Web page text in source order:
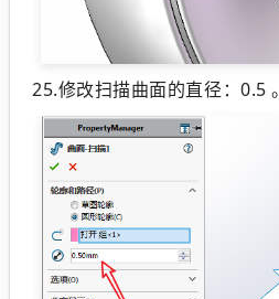
25.修改扫描曲面的直径：0.5 。